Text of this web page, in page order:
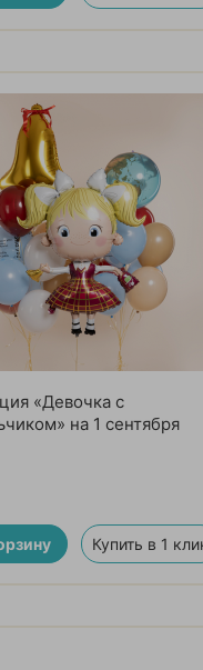
«Девочка с
на 1 сентября
Купить в 1